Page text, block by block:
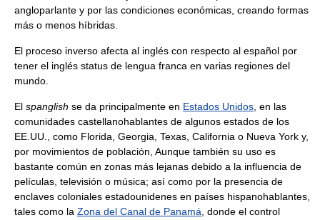
angloparlante y por las condiciones económicas, creando formas
más o menos híbridas.
El proceso inverso afecta al inglés con respecto al español por
tener el inglés status de lengua franca en varias regiones del
mundo.
El spanglish se da principalmente en Estados Unidos , en las
comunidades castellanohablantes de algunos estados de los
EE.UU., como Florida, Georgia, Texas, California o Nueva York y,
por movimientos de población, Aunque también su uso es
bastante común en zonas más lejanas debido a la influencia de
películas, televisión o música; así como por la presencia de
enclaves coloniales estadounidenes en países hispanohablantes,
tales como la Zona del Canal de Panamá , donde el control